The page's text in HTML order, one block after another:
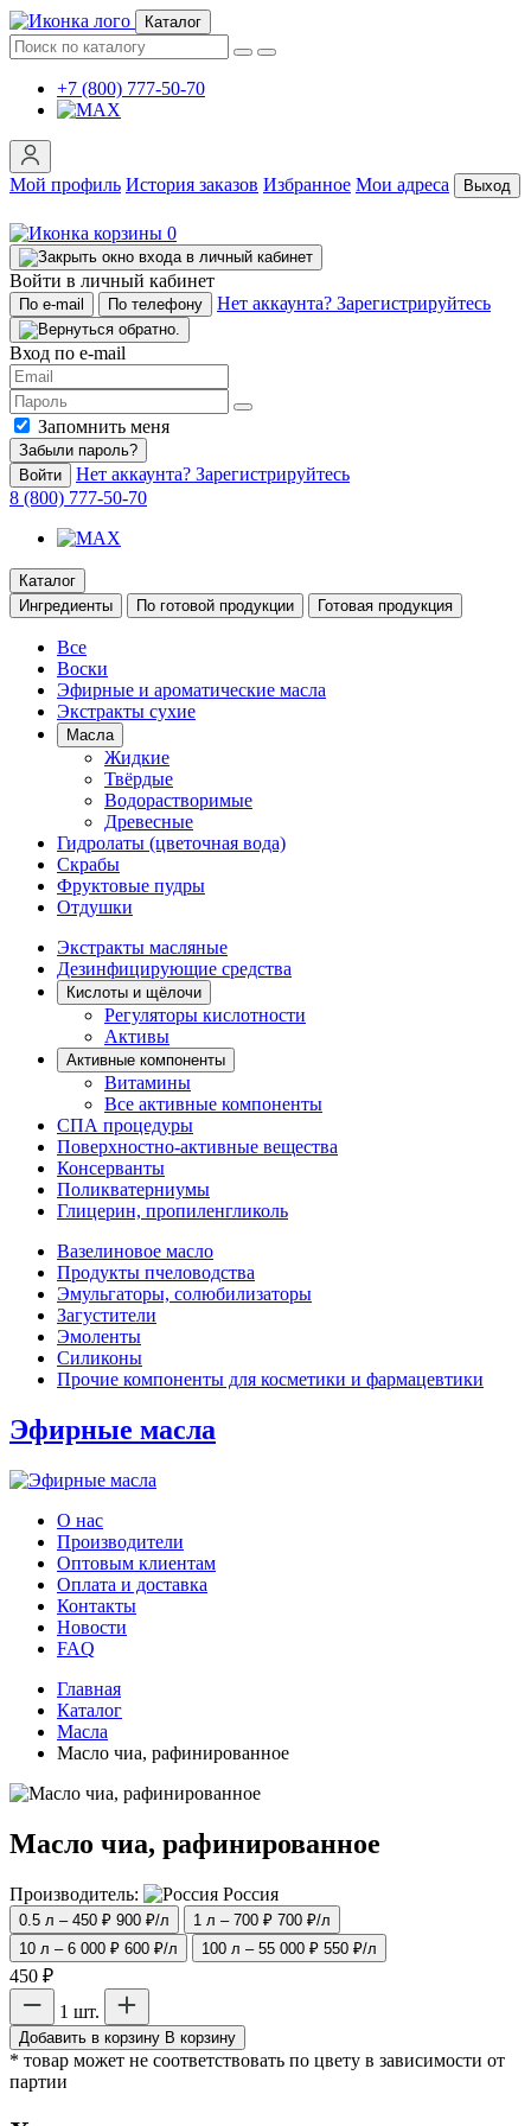
Каталог
+7 (800) 777-50-70
Мой профиль История заказов Избранное Мои адреса Выход
0
Войти в личный кабинет
По e-mail По телефону Нет аккаунта? Зарегистрируйтесь
Вход по e-mail
Запомнить меня
Забыли пароль?
Войти
Нет аккаунта? Зарегистрируйтесь
8 (800) 777-50-70
Каталог
Ингредиенты
По готовой продукции Готовая продукция
Все
Воски
Эфирные и ароматические масла
Экстракты сухие
Масла
Жидкие
Твёрдые
Водорастворимые
Древесные
Гидролаты (цветочная вода)
Скрабы
Фруктовые пудры
Отдушки
Экстракты масляные
Дезинфицирующие средства
Кислоты и щёлочи
Регуляторы кислотности
Активы
Активные компоненты
Витамины
Все активные компоненты
СПА процедуры
Поверхностно-активные вещества
Консерванты
Поликватерниумы
Глицерин, пропиленгликоль
Вазелиновое масло
Продукты пчеловодства
Эмульгаторы, солюбилизаторы
Загустители
Эмоленты
Силиконы
Прочие компоненты для косметики и фармацевтики
Эфирные масла
О нас
Производители
Оптовым клиентам
Оплата и доставка
Контакты
Новости
FAQ
Главная
Каталог
Масла
Масло чиа, рафинированное
Масло чиа, рафинированное
Производитель: Россия
0.5 л – 450 ₽ 900 ₽/л 1 л – 700 ₽ 700 ₽/л
10 л – 6 000 ₽ 600 ₽/л 100 л – 55 000 ₽ 550 ₽/л
450 ₽
1 шт.
Добавить в корзину В корзину
* товар может не соответствовать по цвету в зависимости от
партии